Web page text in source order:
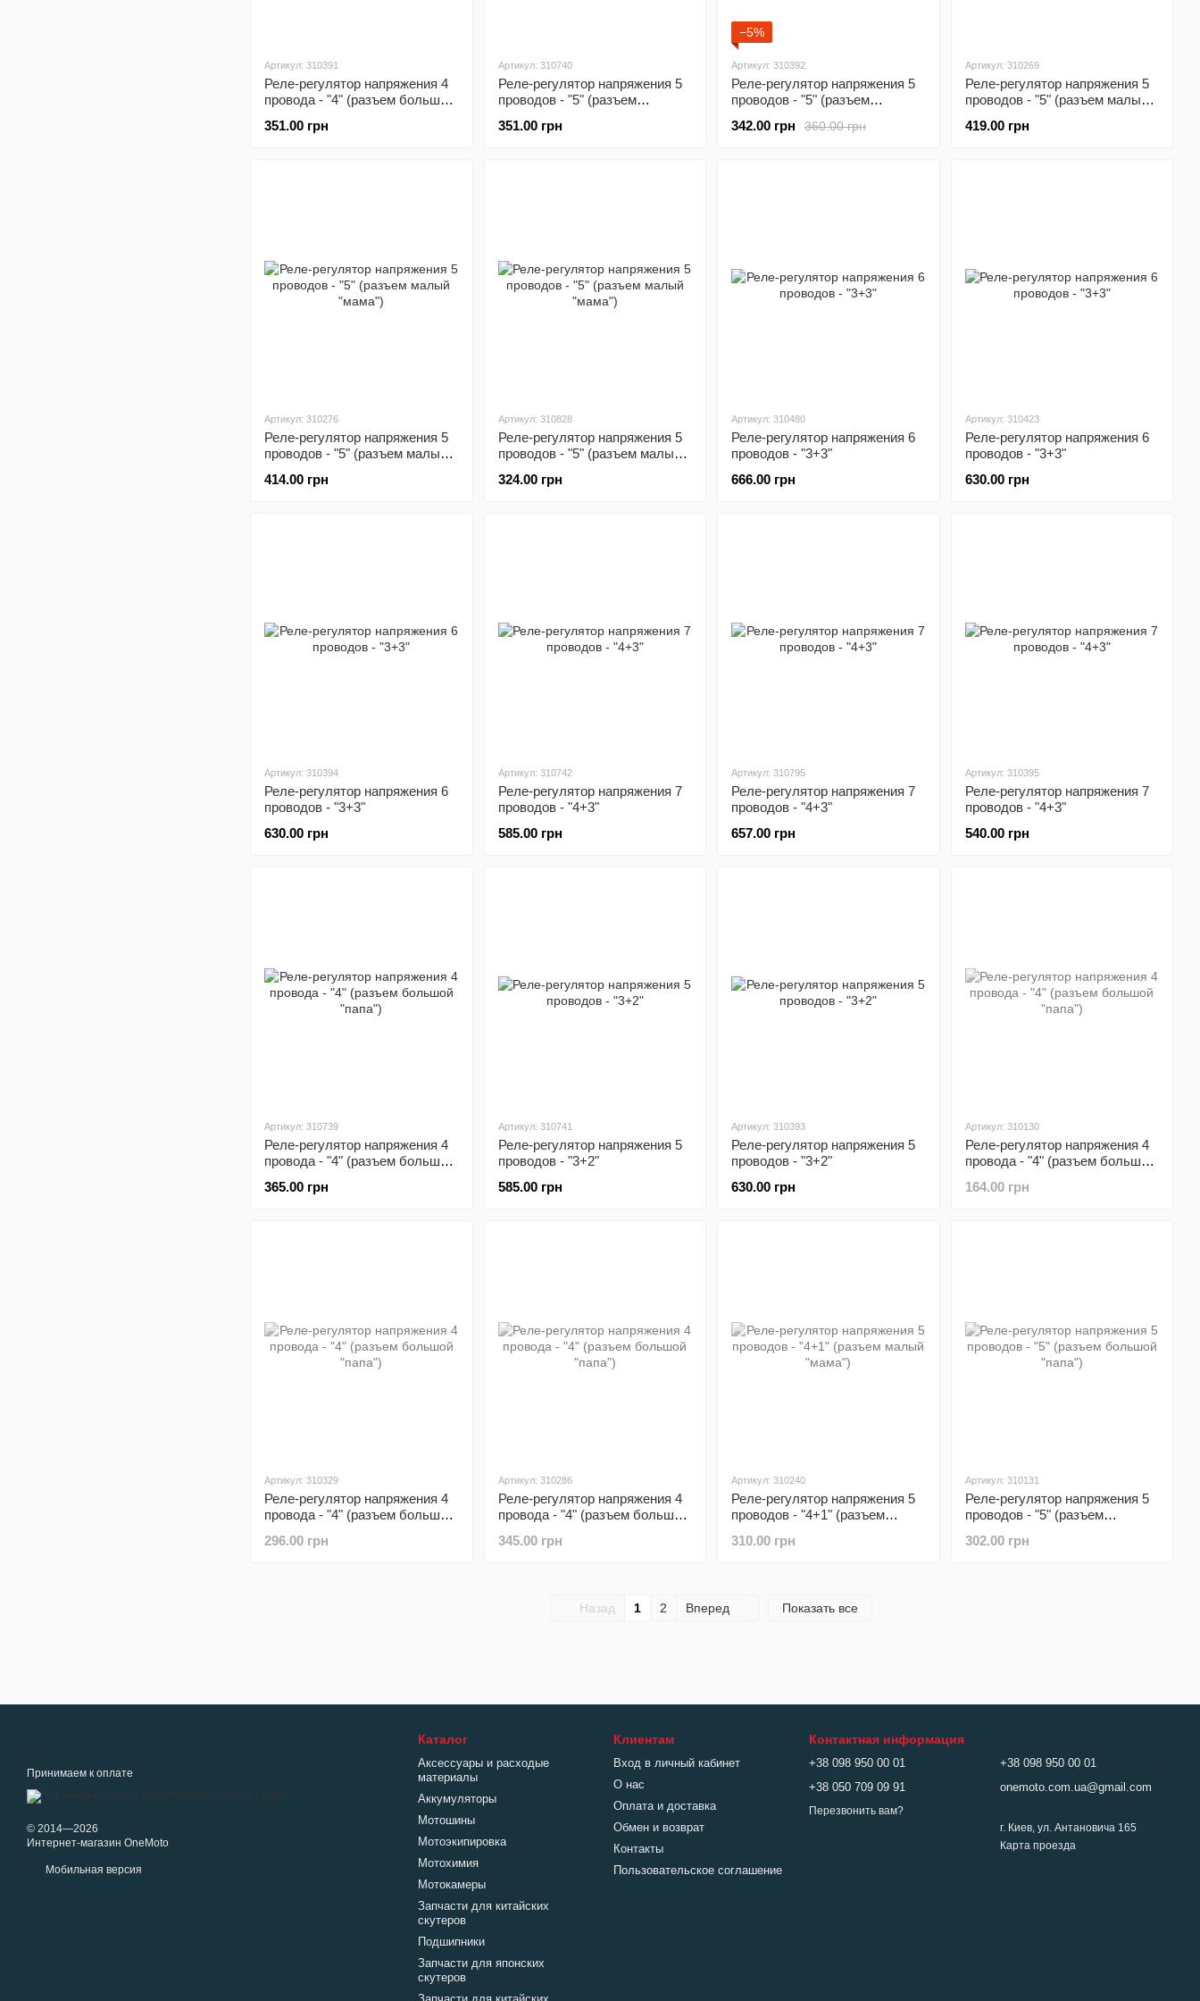
Артикул: 310391
Реле-регулятор напряжения 4
провода - "4" (разъем большой
351.00 грн
Артикул: 310740
Реле-регулятор напряжения 5
проводов - "5" (разъем
351.00 грн
−5%
Артикул: 310392
Реле-регулятор напряжения 5
проводов - "5" (разъем
360.00 грн
342.00 грн
Артикул: 310269
Реле-регулятор напряжения 5
проводов - "5" (разъем малый
419.00 грн
Артикул: 310276
Реле-регулятор напряжения 5
проводов - "5" (разъем малый
414.00 грн
Артикул: 310828
Реле-регулятор напряжения 5
проводов - "5" (разъем малый
324.00 грн
Артикул: 310480
Реле-регулятор напряжения 6
проводов - "3+3"
666.00 грн
Артикул: 310423
Реле-регулятор напряжения 6
проводов - "3+3"
630.00 грн
Артикул: 310394
Реле-регулятор напряжения 6
проводов - "3+3"
630.00 грн
Артикул: 310742
Реле-регулятор напряжения 7
проводов - "4+3"
585.00 грн
Артикул: 310795
Реле-регулятор напряжения 7
проводов - "4+3"
657.00 грн
Артикул: 310395
Реле-регулятор напряжения 7
проводов - "4+3"
540.00 грн
Артикул: 310739
Реле-регулятор напряжения 4
провода - "4" (разъем большой
365.00 грн
Артикул: 310741
Реле-регулятор напряжения 5
проводов - "3+2"
585.00 грн
Артикул: 310393
Реле-регулятор напряжения 5
проводов - "3+2"
630.00 грн
Артикул: 310130
Реле-регулятор напряжения 4
провода - "4" (разъем большой
164.00 грн
Артикул: 310329
Реле-регулятор напряжения 4
провода - "4" (разъем большой
296.00 грн
Артикул: 310286
Реле-регулятор напряжения 4
провода - "4" (разъем большой
345.00 грн
Артикул: 310240
Реле-регулятор напряжения 5
проводов - "4+1" (разъем
310.00 грн
Артикул: 310131
Реле-регулятор напряжения 5
проводов - "5" (разъем
302.00 грн
Назад 1 2 Вперед Показать все
Принимаем к оплате
© 2014—2026
Интернет-магазин OneMoto
Мобильная версия
Каталог
Аксессуары и расходые
материалы
Аккумуляторы
Мотошины
Мотоэкипировка
Мотохимия
Мотокамеры
Запчасти для китайских
скутеров
Подшипники
Запчасти для японских
скутеров
Клиентам
Вход в личный кабинет
О нас
Оплата и доставка
Обмен и возврат
Контакты
Пользовательское соглашение
Контактная информация
+38 098 950 00 01
+38 050 709 09 91
Перезвонить вам?
+38 098 950 00 01
onemoto.com.ua@gmail.com
г. Киев, ул. Антановича 165
Карта проезда